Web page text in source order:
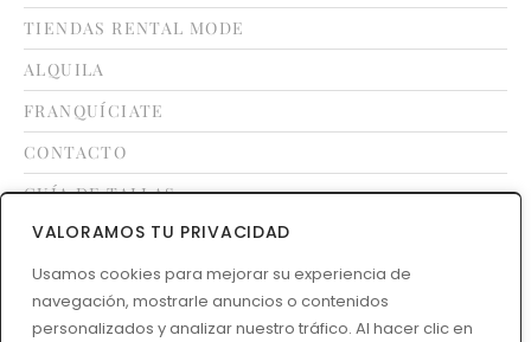
VALORAMOS TU PRIVACIDAD
Usamos cookies para mejorar su experiencia de
navegación, mostrarle anuncios o contenidos
personalizados y analizar nuestro tráfico. Al hacer clic en
TIENDAS RENTAL MODE
ALQUILA
FRANQUÍCIATE
CONTACTO
GUÍA DE TALLAS
LEGAL
TÉRMINOS Y CONDICIONES